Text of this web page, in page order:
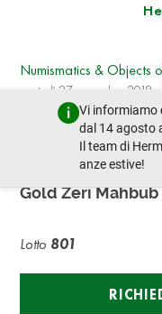
Vi informiamo
dal 14 agosto
Il team di
anze estive!
Numismatics & Objects
martedì 27 novembre 2018
lotto precedente
Egypt.
Gold Zeri Mahbub
Lotto 801